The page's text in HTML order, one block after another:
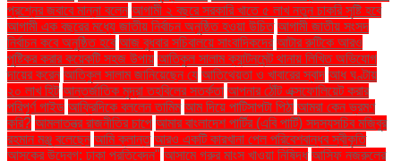
প্রশ্নের জবাবে মান্না বলেন আগামী ২ বছরে সরকারি খাতে ৫ লাখ নতুন চাকরি সৃষ্টি হবে
আগামী এক বছরের মধ্যে জাতীয় নির্বাচন অনুষ্ঠিত হওয়া উচিত আগামী জাতীয় সংসদ
নির্বাচন কবে অনুষ্ঠিত হবে আজ বুধবার সচিবালয়ে সাংবাদিকদের আটার রুটিকে আরও
পুষ্টিকর করার কয়েকটি সহজ উপায় আতিকুল সালাম ক্যান্টনমেন্ট থানায় লিখিত অভিযোগ
দায়ের করেন আতিকুল সালাম জানিয়েছেন যে আতিথেয়তা ও খাবারের স্বাদ আধ ঘণ্টায়
২০ লাখ হিট আন্তর্জাতিক মুদ্রা তহবিলের সতর্কতা আপনার ঠোঁট এক্সফোলিয়েট করার
পরিপূর্ণ গাইড আফ্রিদিকে বললেন তামিম আম দিয়ে পাটিসাপটা পিঠা আমরা কেন ভ্রমণ
করি? আমলাতন্ত্র রাজনীতির চাপে আমার বাংলাদেশ পার্টির (এবি পার্টি) সদস্যসচিব মজিবুর
রহমান মঞ্জু বলেছেন আমি ক্লান্ত আরও একটি কারখানা পেল পরিবেশবান্ধব স্বীকৃতি
আসকের উদ্বেগ: ঢাকা প্রতিবেদন" আসামে গরুর মাংস খাওয়া নিষিদ্ধ আসিফ নজরুলের